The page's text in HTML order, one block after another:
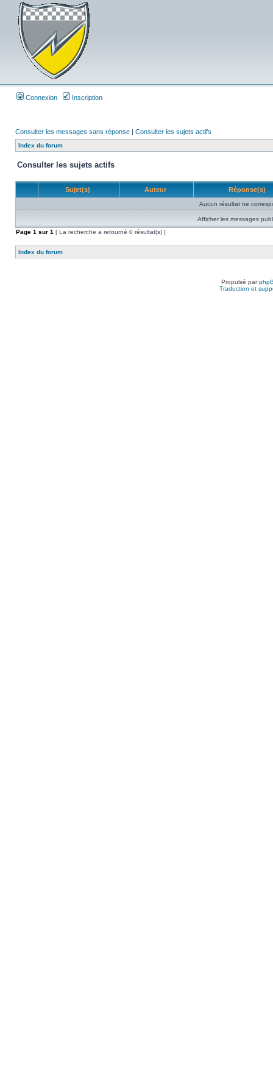
Connexion Inscription
Consulter les messages sans réponse | Consulter les sujets actifs
Index du forum
Consulter les sujets actifs
Sujet(s) Auteur Réponse(s)
Aucun résultat ne
Afficher les messages
Page 1 sur 1 [ La recherche a retourné 0 résultat(s) ]
Index du forum
Propulsé par
Traduction et